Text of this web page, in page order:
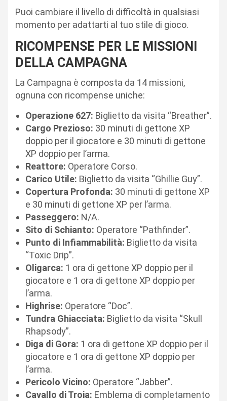
Puoi cambiare il livello di difficoltà in qualsiasi
momento per adattarti al tuo stile di gioco.
RICOMPENSE PER LE MISSIONI
DELLA CAMPAGNA
La Campagna è composta da 14 missioni,
ognuna con ricompense uniche:
Operazione 627: Biglietto da visita “Breather”.
Cargo Prezioso: 30 minuti di gettone XP
doppio per il giocatore e 30 minuti di gettone
XP doppio per l’arma.
Reattore: Operatore Corso.
Carico Utile: Biglietto da visita “Ghillie Guy”.
Copertura Profonda: 30 minuti di gettone XP
e 30 minuti di gettone XP per l’arma.
Passeggero: N/A.
Sito di Schianto: Operatore “Pathfinder”.
Punto di Infiammabilità: Biglietto da visita
“Toxic Drip”.
Oligarca: 1 ora di gettone XP doppio per il
giocatore e 1 ora di gettone XP doppio per
l’arma.
Highrise: Operatore “Doc”.
Tundra Ghiacciata: Biglietto da visita “Skull
Rhapsody”.
Diga di Gora: 1 ora di gettone XP doppio per il
giocatore e 1 ora di gettone XP doppio per
l’arma.
Pericolo Vicino: Operatore “Jabber”.
Cavallo di Troia: Emblema di completamento